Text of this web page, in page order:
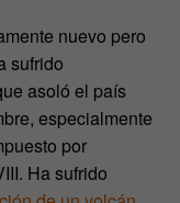
nuevo pero
sufrido
asoló el país
especialmente
por
Ha sufrido